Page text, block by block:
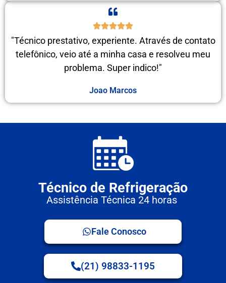
"Técnico prestativo, experiente. Através de contato
telefônico, veio até a minha casa e resolveu meu
problema. Super indico!"
Joao Marcos
Técnico de Refrigeração
Assistência Técnica 24 horas
Fale Conosco
(21) 98833-1195